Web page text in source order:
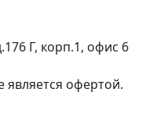
Г, корп.1, офис 6
офертой.